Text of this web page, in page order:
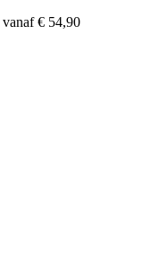
vanaf € 54,90